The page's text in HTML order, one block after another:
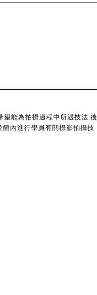
望能為拍攝過程中所遇技法.後
內進行學員有關攝影拍攝技